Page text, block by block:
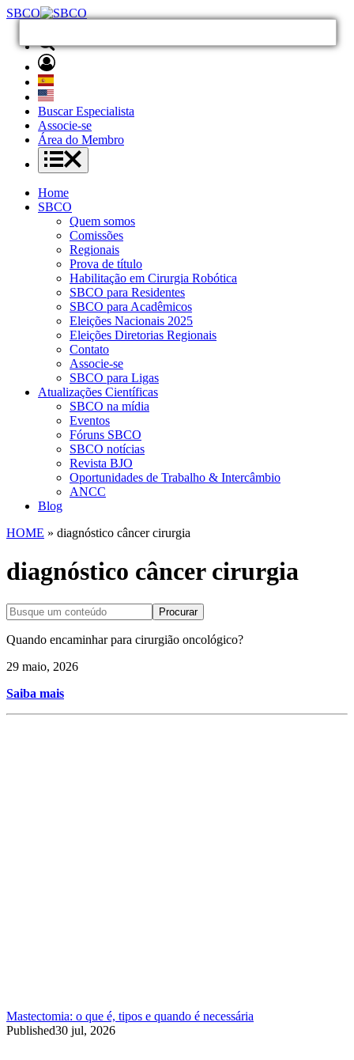
SBCO
Buscar Especialista
Associe-se
Área do Membro
Home
SBCO
Quem somos
Comissões
Regionais
Prova de título
Habilitação em Cirurgia Robótica
SBCO para Residentes
SBCO para Acadêmicos
Eleições Nacionais 2025
Eleições Diretorias Regionais
Contato
Associe-se
SBCO para Ligas
Atualizações Científicas
SBCO na mídia
Eventos
Fóruns SBCO
SBCO notícias
Revista BJO
Oportunidades de Trabalho & Intercâmbio
ANCC
Blog
HOME » diagnóstico câncer cirurgia
diagnóstico câncer cirurgia
Procurar
Quando encaminhar para cirurgião oncológico?
29 maio, 2026
Saiba mais
Mastectomia: o que é, tipos e quando é necessária
Published30 jul, 2026